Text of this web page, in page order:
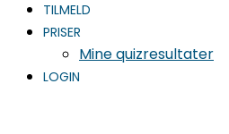
TILMELD
PRISER
Mine quizresultater
LOGIN